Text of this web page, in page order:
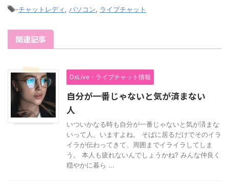
-チャットレディ, パソコン, ライブチャット
関連記事
DxLive・ライブチャット情報
自分が一番じゃないと気が済まない
人
いついかなる時も自分が一番じゃないと気が済まな
いって人、いますよね。 そばに居るだけでそのイラ
イラが伝わってきて、周囲までイライラしてしま
う。 本人も疲れないんでしょうかね? みんな仲良く
穏やかに暮ら ...